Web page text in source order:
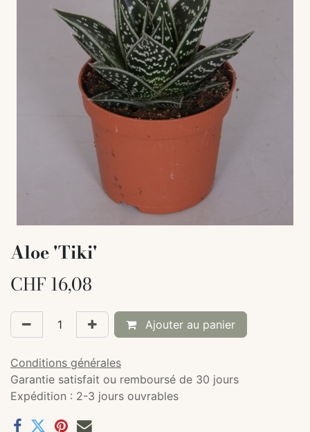
Aloe 'Tiki'
CHF 16,08
Ajouter au panier
Conditions générales
Garantie satisfait ou remboursé de 30 jours
Expédition : 2-3 jours ouvrables